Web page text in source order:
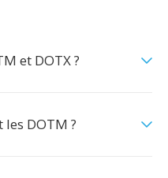
et DOTX ?
DOTM ?